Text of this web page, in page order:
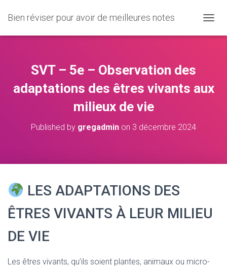
Bien réviser pour avoir de meilleures notes
U
F
G
A
SVT – 5e – Observation des
adaptations des êtres vivants aux
milieux de vie
Published by gregadmin on 3 décembre 2024
LES ADAPTATIONS DES
ÊTRES VIVANTS À LEUR MILIEU
DE VIE
Les êtres vivants, qu’ils soient plantes, animaux ou micro-